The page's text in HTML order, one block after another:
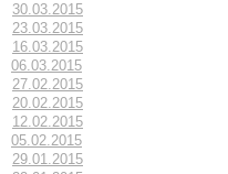
30.03.2015
23.03.2015
16.03.2015
06.03.2015
27.02.2015
20.02.2015
12.02.2015
05.02.2015
29.01.2015